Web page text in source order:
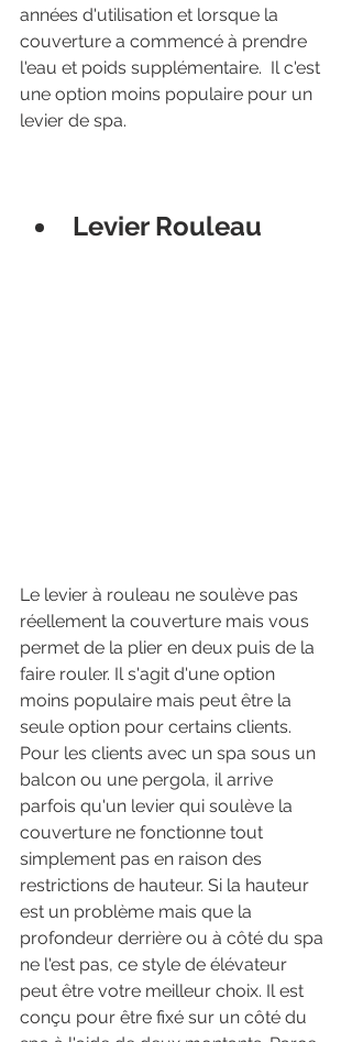
années d'utilisation et lorsque la
couverture a commencé à prendre
l'eau et poids supplémentaire.  Il c'est
une option moins populaire pour un
levier de spa.
Levier Rouleau
Le levier à rouleau ne soulève pas
réellement la couverture mais vous
permet de la plier en deux puis de la
faire rouler. Il s'agit d'une option
moins populaire mais peut être la
seule option pour certains clients.
Pour les clients avec un spa sous un
balcon ou une pergola, il arrive
parfois qu'un levier qui soulève la
couverture ne fonctionne tout
simplement pas en raison des
restrictions de hauteur. Si la hauteur
est un problème mais que la
profondeur derrière ou à côté du spa
ne l'est pas, ce style de élévateur
peut être votre meilleur choix. Il est
conçu pour être fixé sur un côté du